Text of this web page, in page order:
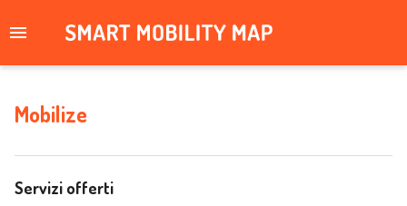
Mobilize
Servizi offerti